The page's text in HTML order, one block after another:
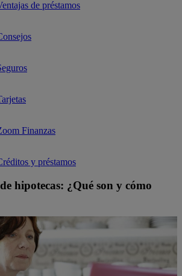
de préstamos
Finanzas
y préstamos
hipotecas: ¿Qué son y cómo